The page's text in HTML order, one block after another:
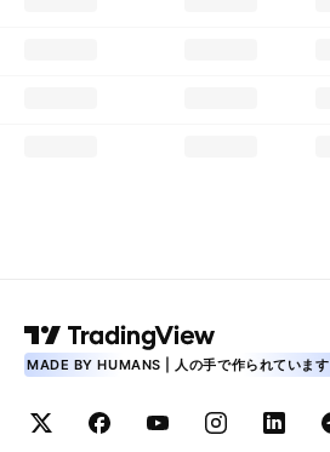
MADE BY HUMANS | 人の手で作られています